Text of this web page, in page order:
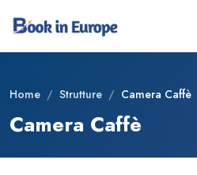
Home / Strutture / Camera Caffè
Camera Caffè